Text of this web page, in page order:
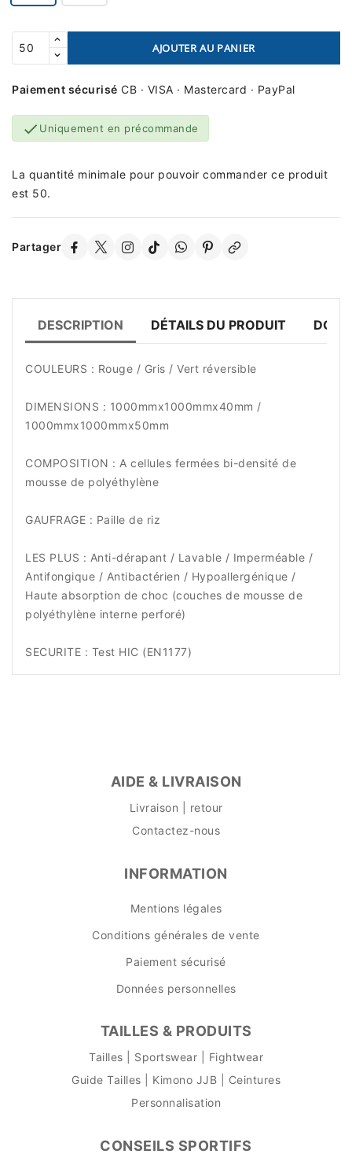
AJOUTER AU PANIER
Paiement sécurisé CB · VISA · Mastercard · PayPal
 Uniquement en précommande
La quantité minimale pour pouvoir commander ce produit
est 50.
Partager
DESCRIPTION DÉTAILS DU PRODUIT
COULEURS : Rouge / Gris / Vert réversible
DIMENSIONS : 1000mmx1000mmx40mm /
1000mmx1000mmx50mm
COMPOSITION : A cellules fermées bi-densité de
mousse de polyéthylène
GAUFRAGE : Paille de riz
LES PLUS : Anti-dérapant / Lavable / Imperméable /
Antifongique / Antibactérien / Hypoallergénique /
Haute absorption de choc (couches de mousse de
polyéthylène interne perforé)
SECURITE : Test HIC (EN1177)
AIDE & LIVRAISON
Livraison | retour
Contactez-nous
INFORMATION
Mentions légales
Conditions générales de vente
Paiement sécurisé
Données personnelles
TAILLES & PRODUITS
Tailles | Sportswear | Fightwear
Guide Tailles | Kimono JJB | Ceintures
Personnalisation
CONSEILS SPORTIFS